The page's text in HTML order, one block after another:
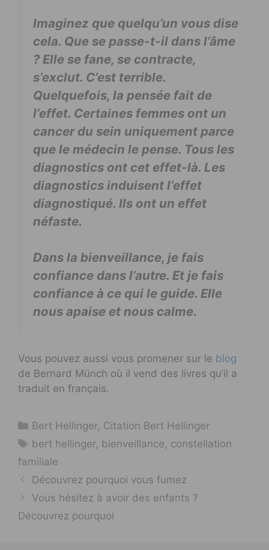
Imaginez que quelqu’un vous dise
cela. Que se passe-t-il dans l’âme
? Elle se fane, se contracte,
s’exclut. C’est terrible.
Quelquefois, la pensée fait de
l’effet. Certaines femmes ont un
cancer du sein uniquement parce
que le médecin le pense. Tous les
diagnostics ont cet effet-là. Les
diagnostics induisent l’effet
diagnostiqué. Ils ont un effet
néfaste.
Dans la bienveillance, je fais
confiance dans l’autre. Et je fais
confiance à ce qui le guide. Elle
nous apaise et nous calme.
Vous pouvez aussi vous promener sur le blog
de Bernard Münch où il vend des livres qu’il a
traduit en français.
Catégories
Bert Hellinger, Citation Bert Hellinger
Étiquettes
bert hellinger, bienveillance, constellation
familiale
Découvrez pourquoi vous fumez
Vous hésitez à avoir des enfants ?
Découvrez pourquoi